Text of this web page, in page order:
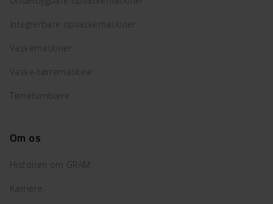
Integrerbare opvaskemaskiner
Vaskemaskiner
Vaske-tørremaskine
Tørretumblere
Om os
Historien om GRAM
Karriere